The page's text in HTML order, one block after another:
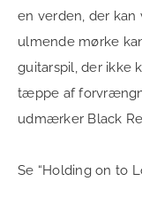
en verden, der kan
ulmende mørke
guitarspil, der ikke
tæppe af
udmærker Black
Se “Holding on to